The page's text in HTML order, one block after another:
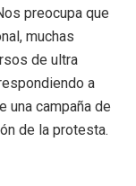
preocupa que
muchas
de ultra
a
una campaña de
de la protesta.